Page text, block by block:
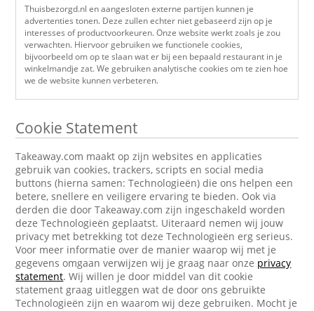
Thuisbezorgd.nl en aangesloten externe partijen kunnen je
advertenties tonen. Deze zullen echter niet gebaseerd zijn op je
interesses of productvoorkeuren. Onze website werkt zoals je zou
verwachten. Hiervoor gebruiken we functionele cookies,
bijvoorbeeld om op te slaan wat er bij een bepaald restaurant in je
winkelmandje zat. We gebruiken analytische cookies om te zien hoe
we de website kunnen verbeteren.
Cookie Statement
Takeaway.com maakt op zijn websites en applicaties
gebruik van cookies, trackers, scripts en social media
buttons (hierna samen: Technologieën) die ons helpen een
betere, snellere en veiligere ervaring te bieden. Ook via
derden die door Takeaway.com zijn ingeschakeld worden
deze Technologieën geplaatst. Uiteraard nemen wij jouw
privacy met betrekking tot deze Technologieën erg serieus.
Voor meer informatie over de manier waarop wij met je
gegevens omgaan verwijzen wij je graag naar onze privacy
statement. Wij willen je door middel van dit cookie
statement graag uitleggen wat de door ons gebruikte
Technologieën zijn en waarom wij deze gebruiken. Mocht je